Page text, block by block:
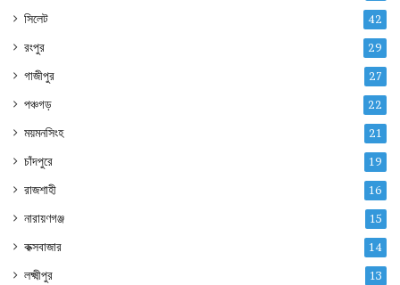
সিলেট 42
রংপুর 29
গাজীপুর 27
পঞ্চগড় 22
ময়মনসিংহ 21
চাঁদপুরে 19
রাজশাহী 16
নারায়ণগঞ্জ 15
কক্সবাজার 14
লক্ষ্মীপুর 13